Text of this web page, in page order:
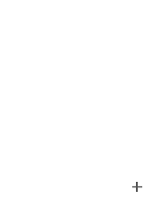
+